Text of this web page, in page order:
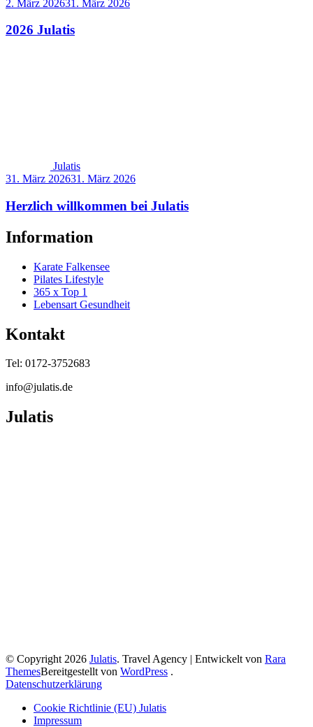
2. März 202631. März 2026
2026 Julatis
Julatis
31. März 202631. März 2026
Herzlich willkommen bei Julatis
Information
Karate Falkensee
Pilates Lifestyle
365 x Top 1
Lebensart Gesundheit
Kontakt
Tel: 0172-3752683
info@julatis.de
Julatis
© Copyright 2026 Julatis. Travel Agency | Entwickelt von Rara
ThemesBereitgestellt von WordPress .
Datenschutzerklärung
Cookie Richtlinie (EU) Julatis
Impressum